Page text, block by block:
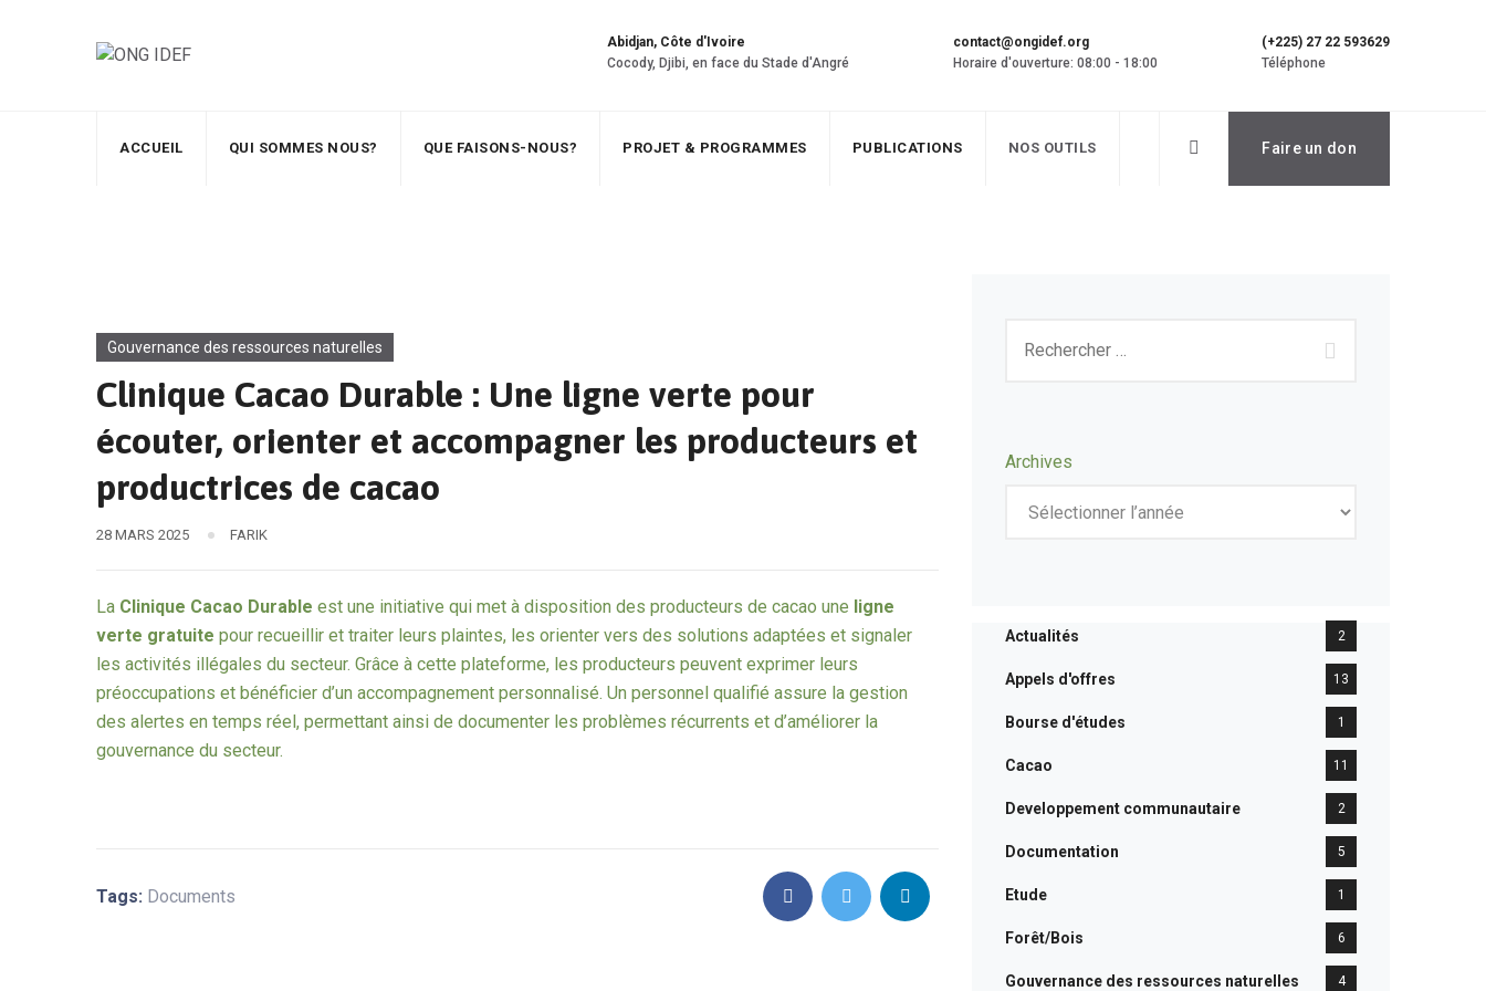
Abidjan, Côte d'Ivoire
Cocody, Djibi, en face du Stade d'Angré
contact@ongidef.org
Horaire d'ouverture: 08:00 - 18:00
(+225) 27 22 593629
Téléphone
ACCUEIL QUI SOMMES NOUS? QUE FAISONS-NOUS? PROJET & PROGRAMMES PUBLICATIONS NOS OUTILS Faire un don
Gouvernance des ressources naturelles
Clinique Cacao Durable : Une ligne verte pour
écouter, orienter et accompagner les producteurs et
productrices de cacao
28 MARS 2025 FARIK
La Clinique Cacao Durable est une initiative qui met à disposition des producteurs de cacao une ligne
verte gratuite pour recueillir et traiter leurs plaintes, les orienter vers des solutions adaptées et signaler
les activités illégales du secteur. Grâce à cette plateforme, les producteurs peuvent exprimer leurs
préoccupations et bénéficier d’un accompagnement personnalisé. Un personnel qualifié assure la gestion
des alertes en temps réel, permettant ainsi de documenter les problèmes récurrents et d’améliorer la
gouvernance du secteur.
Tags: Documents
Archives
Actualités 2
Appels d'offres 13
Bourse d'études 1
Cacao 11
Developpement communautaire 2
Documentation 5
Etude 1
Forêt/Bois 6
Gouvernance des ressources naturelles 4